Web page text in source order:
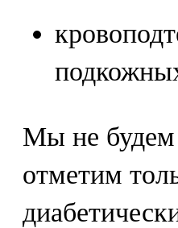
Мы не будем
отметим